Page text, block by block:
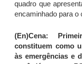
quadro que
encaminhado para o
(En)Cena:
constituem como
às emergências e